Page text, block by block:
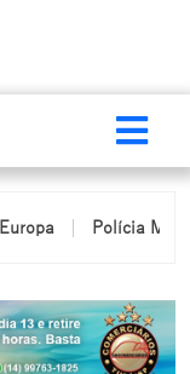
Polícia Militar